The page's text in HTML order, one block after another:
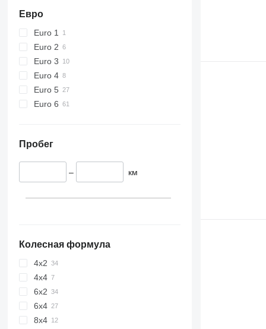
Евро
Euro 1
Euro 2
Euro 3
Euro 4
Euro 5
Euro 6
Пробег
– км
Колесная формула
4x2
4x4
6x2
6x4
8x4